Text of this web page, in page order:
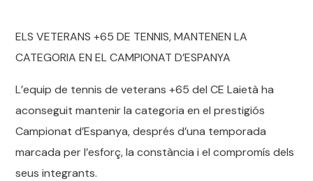
ELS VETERANS +65 DE TENNIS, MANTENEN LA
CATEGORIA EN EL CAMPIONAT D’ESPANYA
L’equip de tennis de veterans +65 del CE Laietà ha
aconseguit mantenir la categoria en el prestigiós
Campionat d’Espanya, després d’una temporada
marcada per l’esforç, la constància i el compromís dels
seus integrants.